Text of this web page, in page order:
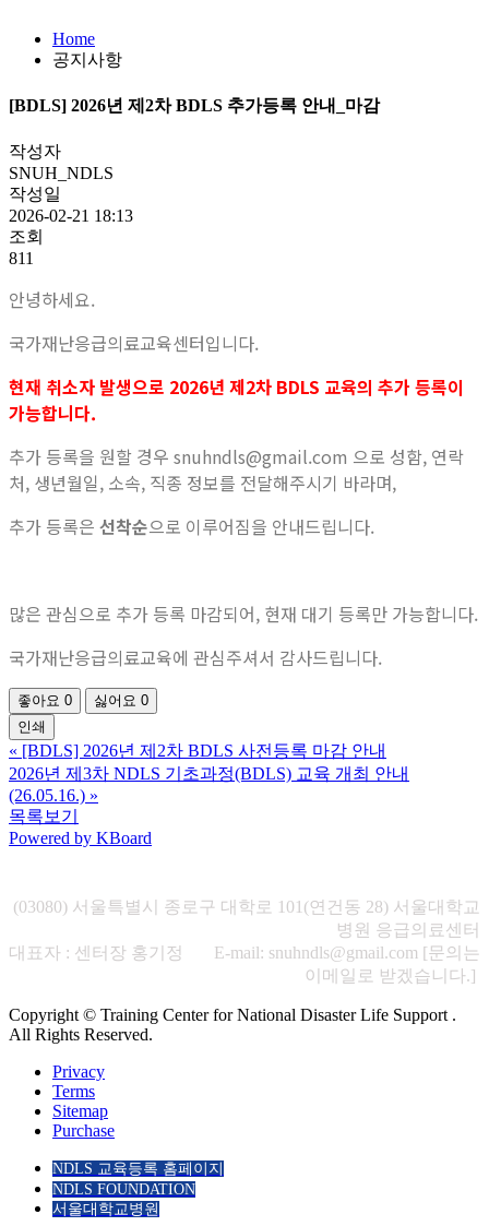
Home
공지사항
[BDLS] 2026년 제2차 BDLS 추가등록 안내_마감
작성자
SNUH_NDLS
작성일
2026-02-21 18:13
조회
811
안녕하세요.
국가재난응급의료교육센터입니다.
현재 취소자 발생으로 2026년 제2차 BDLS 교육의 추가 등록이
가능합니다.
추가 등록을 원할 경우 snuhndls@gmail.com 으로 성함, 연락
처, 생년월일, 소속, 직종 정보를 전달해주시기 바라며,
추가 등록은 선착순으로 이루어짐을 안내드립니다.
많은 관심으로 추가 등록 마감되어, 현재 대기 등록만 가능합니다.
국가재난응급의료교육에 관심주셔서 감사드립니다.
좋아요 0 싫어요 0
인쇄
« [BDLS] 2026년 제2차 BDLS 사전등록 마감 안내
2026년 제3차 NDLS 기초과정(BDLS) 교육 개최 안내
(26.05.16.) »
목록보기
Powered by KBoard
(03080) 서울특별시 종로구 대학로 101(연건동 28) 서울대학교
병원 응급의료센터
대표자 : 센터장 홍기정 E-mail: snuhndls@gmail.com [문의는
이메일로 받겠습니다.]
Copyright © Training Center for National Disaster Life Support .
All Rights Reserved.
Privacy
Terms
Sitemap
Purchase
NDLS 교육등록 홈페이지
NDLS FOUNDATION
서울대학교병원